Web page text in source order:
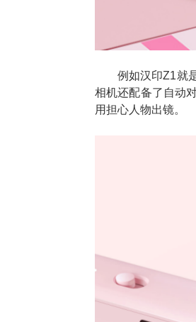
例如汉印Z1就
相机还配备了自动
用担心人物出镜。